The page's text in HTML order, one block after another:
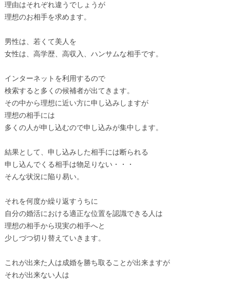
理由はそれぞれ違うでしょうが
理想のお相手を求めます。
男性は、若くて美人を
女性は、高学歴、高収入、ハンサムな相手です。
インターネットを利用するので
検索すると多くの候補者が出てきます。
その中から理想に近い方に申し込みしますが
理想の相手には
多くの人が申し込むので申し込みが集中します。
結果として、申し込みした相手には断られる
申し込んでくる相手は物足りない・・・
そんな状況に陥り易い。
それを何度か繰り返すうちに
自分の婚活における適正な位置を認識できる人は
理想の相手から現実の相手へと
少しづつ切り替えていきます。
これが出来た人は成婚を勝ち取ることが出来ますが
それが出来ない人は